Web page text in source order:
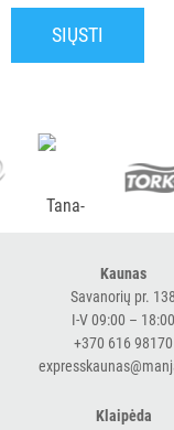
PRIEMONĖS
PIRŠTINĖS
GRINDŲ
ĮRANGA
PRIEMONĖS
SUGERIANTYS
Kaunas
Savanorių pr. 138
I-V 09:00 – 18:00
+370 616 98170
Klaipėda